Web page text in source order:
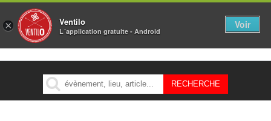
MENU
× Ventilo
L´application gratuite - Android
Voir